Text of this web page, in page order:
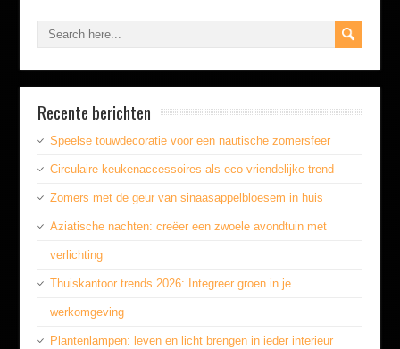
Recente berichten
Speelse touwdecoratie voor een nautische zomersfeer
Circulaire keukenaccessoires als eco-vriendelijke trend
Zomers met de geur van sinaasappelbloesem in huis
Aziatische nachten: creëer een zwoele avondtuin met
verlichting
Thuiskantoor trends 2026: Integreer groen in je
werkomgeving
Plantenlampen: leven en licht brengen in ieder interieur